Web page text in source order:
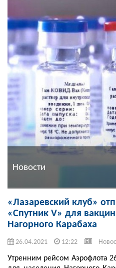
Новости
«Лазаревский клуб»
«Спутник V» для
Нагорного Карабаха
26.04.2021 12:22
Утренним рейсом Аэрофлота